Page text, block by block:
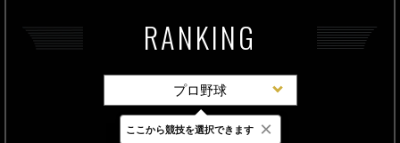
RANKING
プロ野球
最新 24時間 週間
ここから競技を選択できます ×